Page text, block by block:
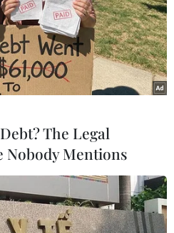
lưới chuyên cấp tin
The Legal
Nobody Mentions